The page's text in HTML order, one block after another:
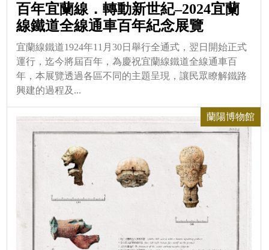
百年宜蘭線．轉動新世紀–2024宜蘭
線鐵道全線通車百年紀念展覽
宜蘭線鐵道1924年11月30日舉行全通式，翌日開始正式
運行，迄今將屆百年，為慶祝宜蘭線鐵道全線通車百
年，本展覽透過各區不同的主題呈現，讓民眾瞭解鐵路
興建的過程及...
蘭陽博物館